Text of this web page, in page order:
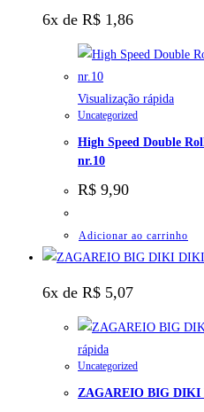
6x de R$ 1,86
Visualização rápida
Uncategorized
High Speed Double
nr.10
R$ 9,90
Adicionar ao carrinho
6x de R$ 5,07
rápida
Uncategorized
ZAGAREIO BIG DIKI